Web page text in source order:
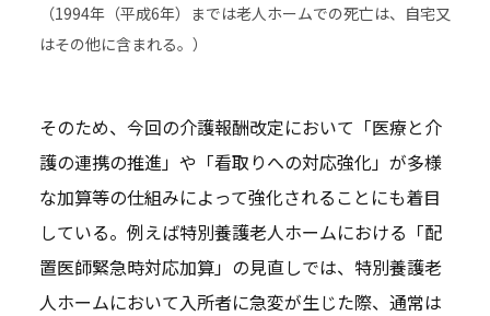
（1994年（平成6年）までは老人ホームでの死亡は、自宅又
はその他に含まれる。）
そのため、今回の介護報酬改定において「医療と介
護の連携の推進」や「看取りへの対応強化」が多様
な加算等の仕組みによって強化されることにも着目
している。例えば特別養護老人ホームにおける「配
置医師緊急時対応加算」の見直しでは、特別養護老
人ホームにおいて入所者に急変が生じた際、通常は